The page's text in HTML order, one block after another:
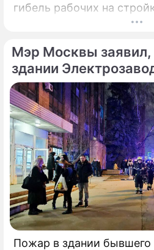
гибель рабочих на
Калининградской области.
распоряжении редакции)
6 февраля 2025 года
Александру
отмечает, что число
регионе продолжает
Мэр Москвы заявил,
здании
Пожар в здании бывшего